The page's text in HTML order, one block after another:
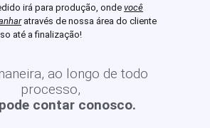
irá para produção, onde você
através de nossa área do cliente
até a finalização!
ao longo de todo
processo,
contar conosco.